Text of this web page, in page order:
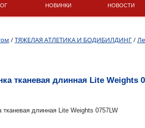
НОВИНКИ НОВОСТИ
/ТЯЖЕЛАЯ АТЛЕТИКА И БОДИБИЛДИНГ/
тканевая длинная Lite Weights